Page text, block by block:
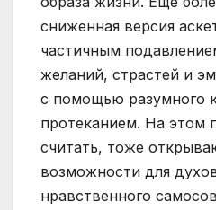
сниженная версия
частичным
желаний, страстей и
с помощью разумного
протеканием. На этом
считать, тоже
возможности для
нравственного